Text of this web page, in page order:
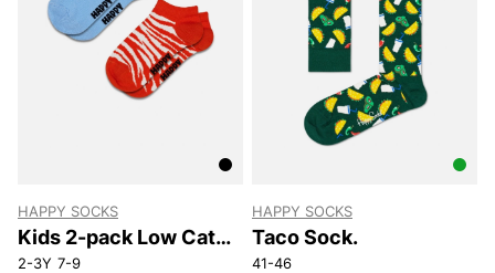
HAPPY SOCKS
Kids 2-pack Low Cat
Socks
2-3Y 7-9
HAPPY SOCKS
Taco Sock.
41-46